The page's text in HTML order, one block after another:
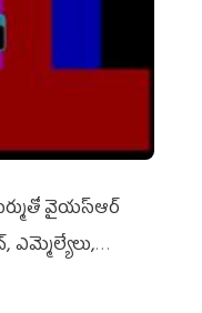
వైయ‌స్ఆర్
ఎమ్మెల్యేలు,